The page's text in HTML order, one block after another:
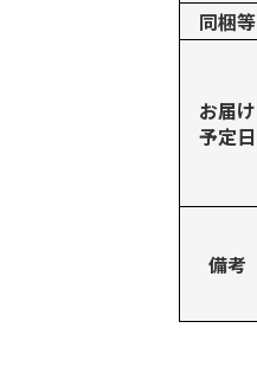
同梱等
お届け
予定日
備考